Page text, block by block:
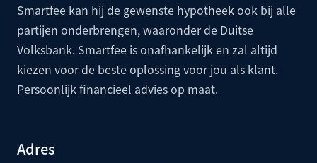
Smartfee kan hij de gewenste hypotheek ook bij alle
partijen onderbrengen, waaronder de Duitse
Volksbank. Smartfee is onafhankelijk en zal altijd
kiezen voor de beste oplossing voor jou als klant.
Persoonlijk financieel advies op maat.
Adres